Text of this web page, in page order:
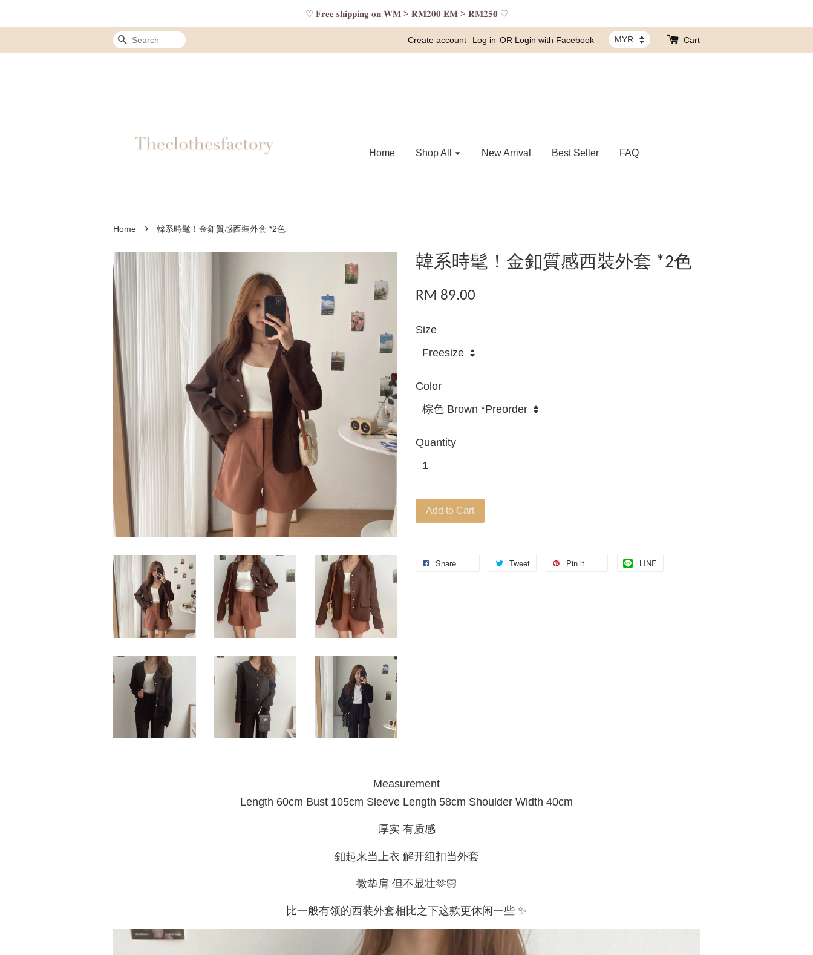
♡ 𝐅𝐫𝐞𝐞 𝐬𝐡𝐢𝐩𝐩𝐢𝐧𝐠 𝐨𝐧 𝐖𝐌 > 𝐑𝐌𝟐𝟎𝟎 𝐄𝐌 > 𝐑𝐌𝟐𝟓𝟎 ♡
Search Create account Log in OR Login with Facebook Cart
Home Shop All New Arrival Best Seller FAQ
Home › 韓系時髦！金釦質感西裝外套 *2色
韓系時髦！金釦質感西裝外套 *2色
RM 89.00
Size
Color
Quantity
Add to Cart
Share Tweet Pin it LINE
Measurement
Length 60cm Bust 105cm Sleeve Length 58cm Shoulder Width 40cm
厚实 有质感
釦起来当上衣 解开纽扣当外套
微垫肩 但不显壮🫶🏻
比一般有领的西装外套相比之下这款更休闲一些 ✨